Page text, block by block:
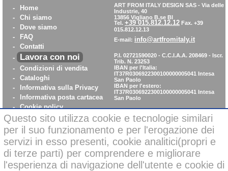
-
Home
-
Chi siamo
-
Dove siamo
-
FAQ
-
Contatti
-
Lavora con noi
-
Condizioni di vendita
-
Cataloghi
-
Informativa sulla Privacy
-
Informativa posta cartacea
- Cookie policy
- WhistleBlowing
-
Parità di Genere
ART FROM ITALY DESIGN SAS - Via delle
Industrie, 40
13856 Vigliano B.se BI
Tel. +39 015.812.12.12 Fax. +39
015.812.12.13
E-mail: info@artfromitaly.it
P.I. 02721590020 - C.C.I.A.A. 208469 - Iscr.
Trib. N. 23253
IBAN per l'Italia:
IT37R0306922300100000005041
Intesa
San Paolo
IBAN per l'estero:
IT37R0306922300100000005041
Intesa
San Paolo
Pagamenti sicuri con carta di credito on-line
Questo sito utilizza cookie e tecnologie similari
per il suo funzionamento e per l'erogazione dei
servizi in esso presenti, cookie analitici(propri e
di terze parti) per comprendere e migliorare
l'esperienza di navigazione dell'utente e cookie di